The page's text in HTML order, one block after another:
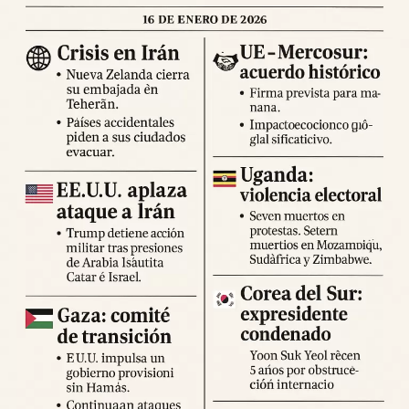
población permanecer en espacios abiertos, evitar
desplazamientos innecesarios y seguir las indicaciones
de los cuerpos de emergencia.
Expertos advierten sobre la posibilidad de réplicas
significativas y llaman a mantener la calma y preparar